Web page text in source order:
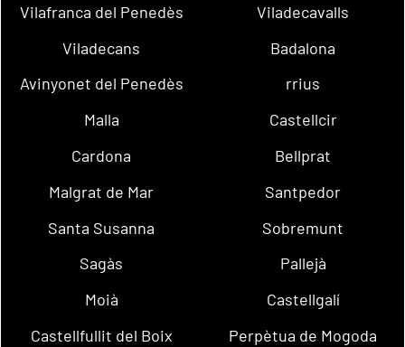
Vilafranca del Penedès
Viladecavalls
Viladecans
Badalona
Avinyonet del Penedès
rrius
Malla
Castellcir
Cardona
Bellprat
Malgrat de Mar
Santpedor
Santa Susanna
Sobremunt
Sagàs
Pallejà
Moià
Castellgalí
Castellfullit del Boix
Perpètua de Mogoda